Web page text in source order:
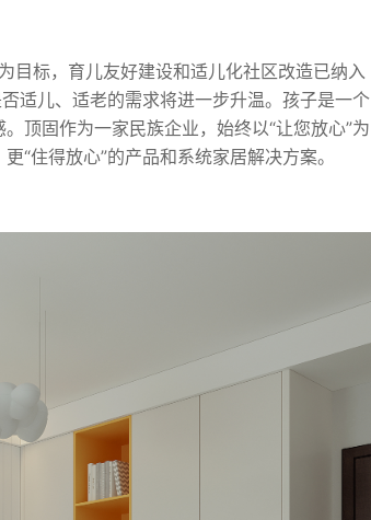
目标，育儿友好建设和适儿化社区改造已纳入
适儿、适老的需求将进一步升温。 孩子是一个
顶固作为一家民族企业，始终以“让您放心”为
“住得放心”的产品和系统家居解决方案。